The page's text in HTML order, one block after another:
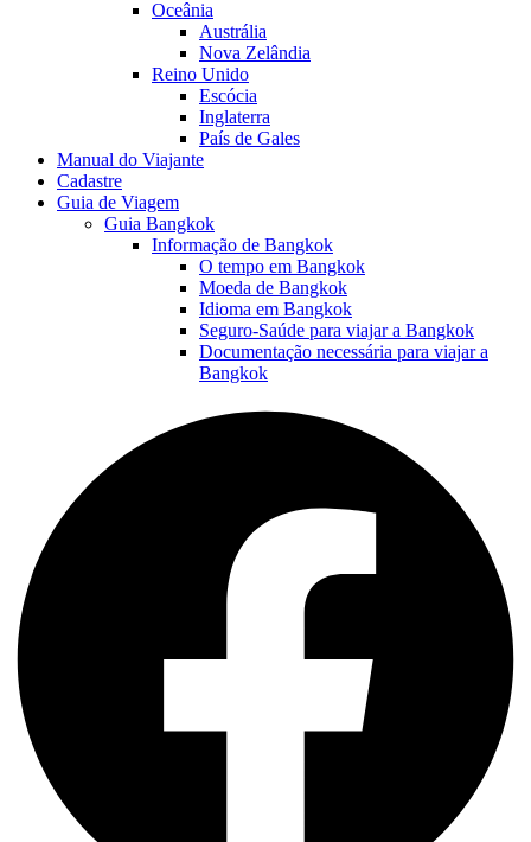
Oceânia
Austrália
Nova Zelândia
Reino Unido
Escócia
Inglaterra
País de Gales
Manual do Viajante
Cadastre
Guia de Viagem
Guia Bangkok
Informação de Bangkok
O tempo em Bangkok
Moeda de Bangkok
Idioma em Bangkok
Seguro-Saúde para viajar a Bangkok
Documentação necessária para viajar a
Bangkok